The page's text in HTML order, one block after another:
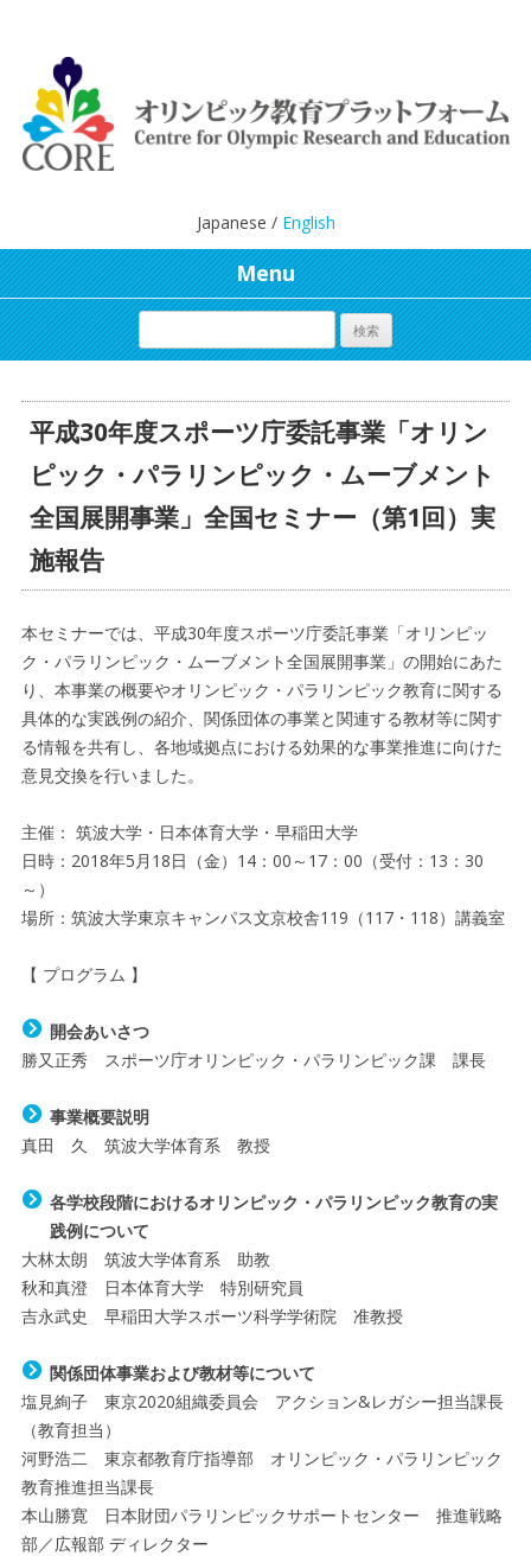
Japanese / English
Menu
平成30年度スポーツ庁委託事業「オリン
ピック・パラリンピック・ムーブメント
全国展開事業」全国セミナー（第1回）実
施報告
本セミナーでは、平成30年度スポーツ庁委託事業「オリンピッ
ク・パラリンピック・ムーブメント全国展開事業」の開始にあた
り、本事業の概要やオリンピック・パラリンピック教育に関する
具体的な実践例の紹介、関係団体の事業と関連する教材等に関す
る情報を共有し、各地域拠点における効果的な事業推進に向けた
意見交換を行いました。
主催： 筑波大学・日本体育大学・早稲田大学
日時：2018年5月18日（金）14：00～17：00（受付：13：30
～）
場所：筑波大学東京キャンパス文京校舎119（117・118）講義室
【 プログラム 】
開会あいさつ
勝又正秀 スポーツ庁オリンピック・パラリンピック課 課長
事業概要説明
真田 久 筑波大学体育系 教授
各学校段階におけるオリンピック・パラリンピック教育の実
践例について
大林太朗 筑波大学体育系 助教
秋和真澄 日本体育大学 特別研究員
吉永武史 早稲田大学スポーツ科学学術院 准教授
関係団体事業および教材等について
塩見絢子 東京2020組織委員会 アクション&レガシー担当課長
（教育担当）
河野浩二 東京都教育庁指導部 オリンピック・パラリンピック
教育推進担当課長
本山勝寛 日本財団パラリンピックサポートセンター 推進戦略
部／広報部 ディレクター